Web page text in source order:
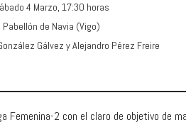
4 Marzo, 17:30 horas
Pabellón de Navia (Vigo)
Gálvez y Alejandro Pérez Freire
Femenina-2 con el claro de objetivo de